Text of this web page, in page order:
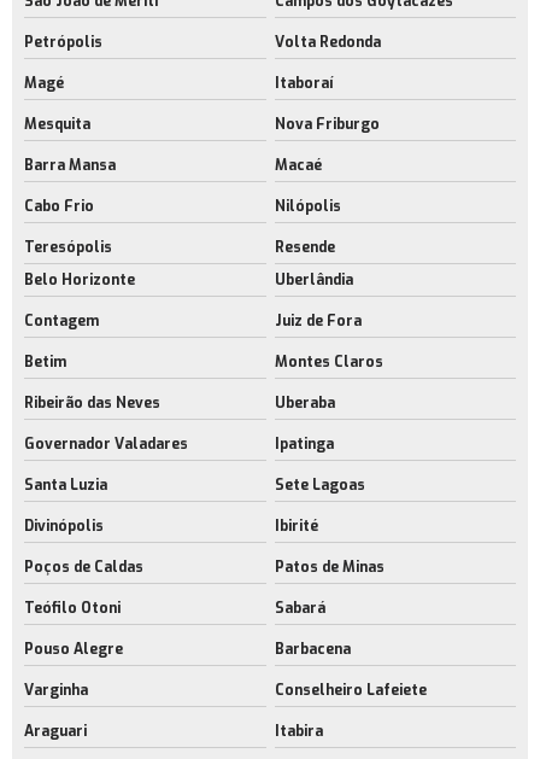
Aluguel de espaço industrial
Aluguel de espaço industrial no rj
Aluguel de espaço para estoque rj
Aluguel de espaço para fabricação rj
Aluguel de galpão com docas
Empresa de aluguel de galpão com docas
Aluguel de galpão com docas no rj
Aluguel de galpão próximo ao aeroporto rj
Empresa de aluguel de galpão próximo ao aeroporto rj
Aluguel de galpão sustentável
Empresa de aluguel de galpão sustentável
Aluguel de galpões cross docking
Aluguel de galpões cross docking no rio de janeiro
Locação de galpões cross docking
Aluguel de galpões modulares
Petrópolis Volta Redonda
Magé Itaboraí
Mesquita Nova Friburgo
Barra Mansa Macaé
Cabo Frio Nilópolis
Teresópolis
Resende
Belo Horizonte
Uberlândia
Contagem Juiz de Fora
Betim Montes Claros
Ribeirão das Neves Uberaba
Governador Valadares Ipatinga
Santa Luzia Sete Lagoas
Divinópolis Ibirité
Poços de Caldas Patos de Minas
Teófilo Otoni Sabará
Pouso Alegre Barbacena
Varginha Conselheiro Lafeiete
Araguari Itabira